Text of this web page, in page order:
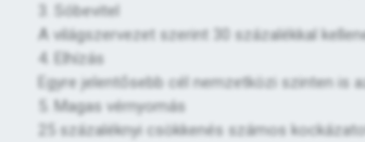
3. Sóbevitel
A világszervezet szerint 30 százalékkal
4. Elhízás
Egyre jelentősebb cél nemzetközi szinten is
5. Magas vérnyomás
25 százaléknyi csökkenés számos